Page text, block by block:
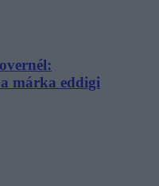
márka eddigi